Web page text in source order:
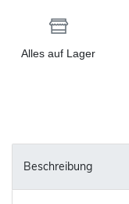
Alles auf Lager
Beschreibung